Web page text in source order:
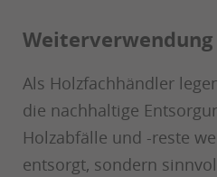
Als Holzfachhändler
die nachhaltige
Holzabfälle und -reste
entsorgt, sondern